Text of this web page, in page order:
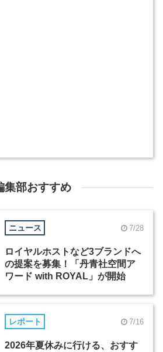
集部おすすめ
ニュース 7/28
ロイヤルホストなど3ブランドへ
の提案を募集！「丹青社空間ア
ワード with ROYAL」が開始
レポート 7/16
2026年夏休みに行ける、おすす